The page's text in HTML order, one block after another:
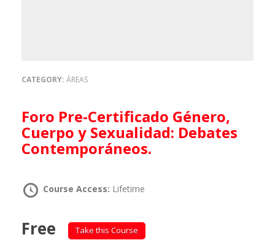
CATEGORY: ÁREAS
Foro Pre-Certificado Género,
Cuerpo y Sexualidad: Debates
Contemporáneos.
Course Access: Lifetime
Free Take this Course